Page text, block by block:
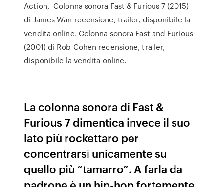
Action, Colonna sonora Fast & Furious 7 (2015)
di James Wan recensione, trailer, disponibile la
vendita online. Colonna sonora Fast and Furious
(2001) di Rob Cohen recensione, trailer,
disponibile la vendita online.
La colonna sonora di Fast &
Furious 7 dimentica invece il suo
lato più rockettaro per
concentrarsi unicamente su
quello più “tamarro”. A farla da